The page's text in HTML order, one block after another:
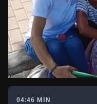
04:46 MIN